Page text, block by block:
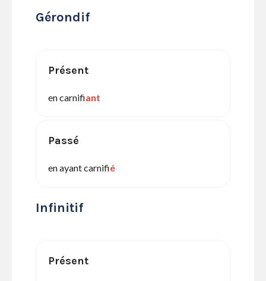
Gérondif
Présent
en carnifiant
Passé
en ayant carnifié
Infinitif
Présent